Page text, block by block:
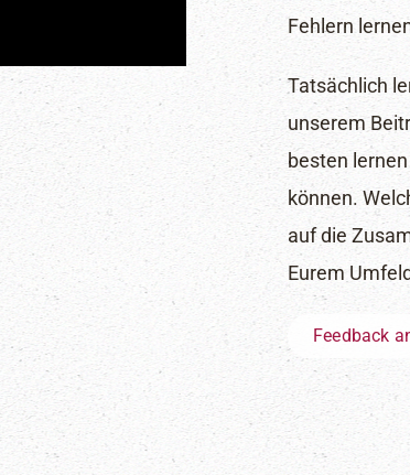
Fehlern
Tatsächlich
unserem
besten
können.
auf die
Eurem
Feedback